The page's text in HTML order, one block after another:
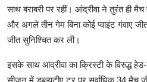
साथ बराबरी पर रहीं। आंद्रीवा ने तुरंत ही
और अगले तीन गेम बिना कोई प्वाइंट गंवाए
जीत सुनिश्चित कर ली।
इसके साथ आंद्रीवा का क्रिस्टी के विरुद्ध